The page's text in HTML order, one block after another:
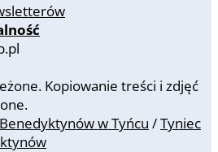
Kopiowanie treści i zdjęć
w Tyńcu /Tyniec